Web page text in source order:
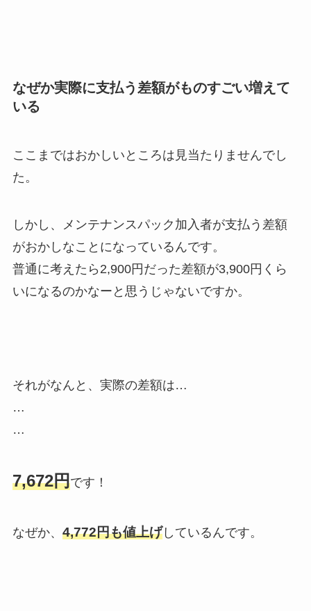
なぜか実際に支払う差額がものすごい増えて
いる
ここまではおかしいところは見当たりませんでし
た。
しかし、メンテナンスパック加入者が支払う差額
がおかしなことになっているんです。
普通に考えたら2,900円だった差額が3,900円くら
いになるのかなーと思うじゃないですか。
それがなんと、実際の差額は…
…
…
7,672円です！
なぜか、 4,772円も値上げしているんです。